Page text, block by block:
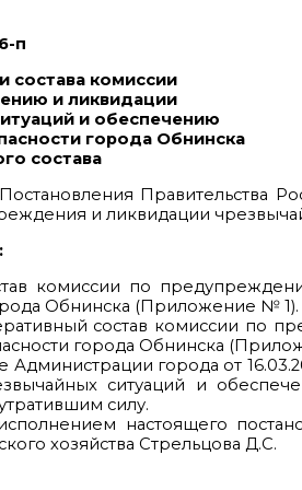
п
состава комиссии
и ликвидации
и обеспечению
города Обнинска
состава
Правительства
и ликвидации
комиссии по
Обнинска (Приложение № 1).
состав комиссии по
города Обнинска
Администрации города от
ситуаций и
утратившим силу.
настоящего
хозяйства Стрельцова Д.С.